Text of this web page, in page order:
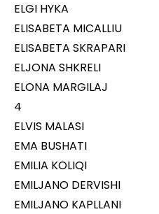
ELGI HYKA
ELISABETA MICALLIU
ELISABETA SKRAPARI
ELJONA SHKRELI
ELONA MARGILAJ
4
ELVIS MALASI
EMA BUSHATI
EMILIA KOLIQI
EMILJANO DERVISHI
EMILJANO KAPLLANI